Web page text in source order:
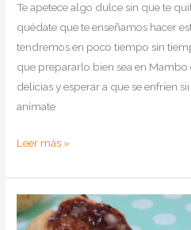
Te apetece algo dulce sin que te
quédate que te enseñamos hacer
tendremos en poco tiempo sin
que prepararlo bien sea en
delicias y esperar a que se enfríen
anímate
Como
delicias
de
Milka
Leer más »